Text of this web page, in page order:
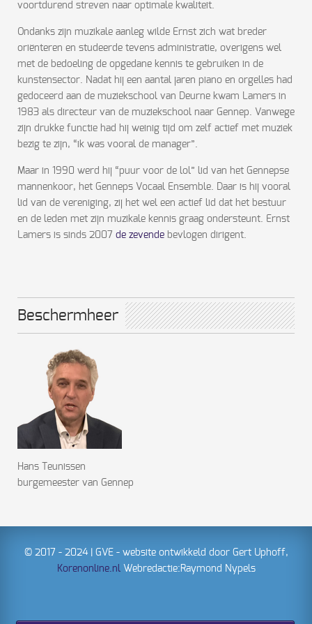
voortdurend streven naar optimale kwaliteit.
Ondanks zijn muzikale aanleg wilde Ernst zich wat breder
oriënteren en studeerde tevens administratie, overigens wel
met de bedoeling de opgedane kennis te gebruiken in de
kunstensector. Nadat hij een aantal jaren piano en orgelles had
gedoceerd aan de muziekschool van Deurne kwam Lamers in
1983 als directeur van de muziekschool naar Gennep. Vanwege
zijn drukke functie had hij weinig tijd om zelf actief met muziek
bezig te zijn, “ik was vooral de manager”.
Maar in 1990 werd hij “puur voor de lol” lid van het Gennepse
mannenkoor, het Genneps Vocaal Ensemble. Daar is hij vooral
lid van de vereniging, zij het wel een actief lid dat het bestuur
en de leden met zijn muzikale kennis graag ondersteunt. Ernst
Lamers is sinds 2007 de zevende bevlogen dirigent.
Beschermheer
Hans Teunissen
burgemeester van Gennep
© 2017 - 2024 | GVE - website ontwikkeld door Gert Uphoff,
Korenonline.nlWebredactie:Raymond Nypels